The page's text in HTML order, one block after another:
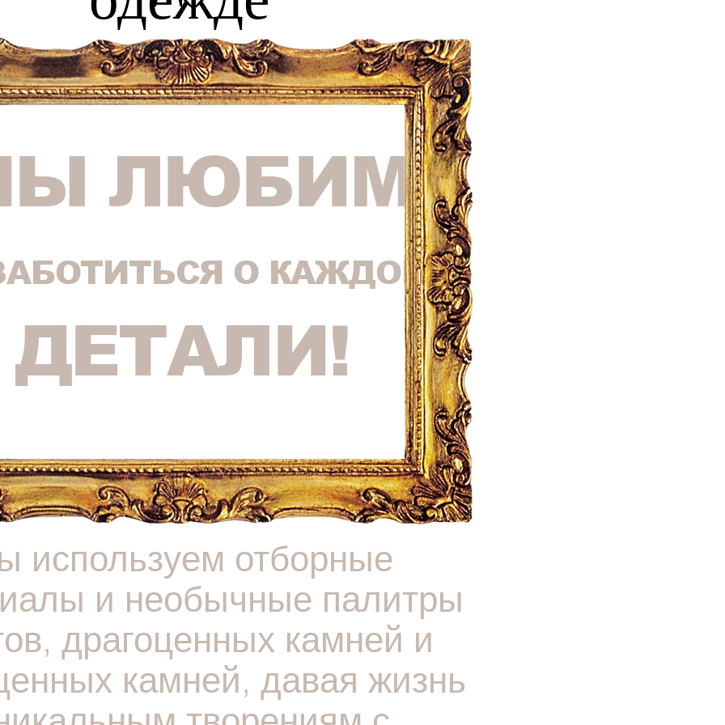
ЛЮБИМ
О КАЖДОМ
ДЕТАЛИ!
используем отборные
и необычные палитры
драгоценных камней и
камней, давая жизнь